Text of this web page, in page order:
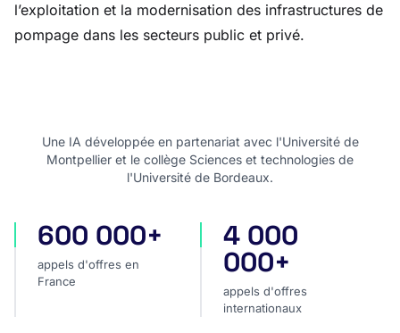
l’exploitation et la modernisation des infrastructures de
pompage dans les secteurs public et privé.
Une IA développée en partenariat avec l'Université de
Montpellier et le collège Sciences et technologies de
l'Université de Bordeaux.
appels d'offres en France
600 000+
appels d'offres en
France
appels d'offres
4 000
000+
appels d'offres
internationaux